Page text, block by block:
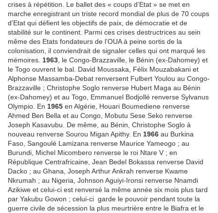
crises à répétition. Le ballet des « coups d’Etat » se met en
marche enregistrant un triste record mondial de plus de 70 coups
d’Etat qui défient les objectifs de paix, de démocratie et de
stabilité sur le continent. Parmi ces crises destructrices au sein
même des Etats fondateurs de l’OUA à peine sortis de la
colonisation, il conviendrait de signaler celles qui ont marqué les
mémoires. 1963 , le Congo-Brazzaville, le Bénin (ex-Dahomey) et
le Togo ouvrent le bal. David Moussaka, Félix Mouzabakani et
Alphonse Massamba-Debat renversent Fulbert Youlou au Congo-
Brazzaville ; Christophe Soglo renverse Hubert Maga au Bénin
(ex-Dahomey) et au Togo, Emmanuel Bodjollé renverse Sylvanus
Olympio. En 1965 en Algérie, Houari Boumediene renverse
Ahmed Ben Bella et au Congo, Mobutu Sese Seko renverse
Joseph Kasavubu.
De même, au Bénin, Christophe Soglo à
nouveau renverse Sourou Migan Apithy. En 1966 au Burkina
Faso, Sangoulé Lamizana renverse Maurice Yameogo ; au
Burundi, Michel Micombero renverse le roi Ntare V ; en
République Centrafricaine, Jean Bedel Bokassa renverse David
Dacko ; au Ghana, Joseph Arthur Ankrah renverse Kwame
Nkrumah ; au Nigeria, Johnson Aguiyi-Ironsi renverse Nnamdi
Azikiwe et celui-ci est renversé la même année six mois plus tard
par Yakubu Gowon ; celui-ci garde le pouvoir pendant toute la
guerre civile de sécession la plus meurtrière entre le Biafra et le